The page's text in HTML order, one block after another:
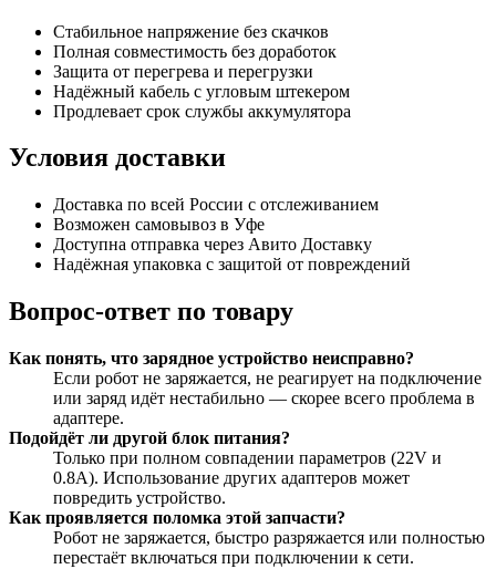
Стабильное напряжение без скачков
Полная совместимость без доработок
Защита от перегрева и перегрузки
Надёжный кабель с угловым штекером
Продлевает срок службы аккумулятора
Условия доставки
Доставка по всей России с отслеживанием
Возможен самовывоз в Уфе
Доступна отправка через Авито Доставку
Надёжная упаковка с защитой от повреждений
Вопрос-ответ по товару
Как понять, что зарядное устройство неисправно?
Если робот не заряжается, не реагирует на подключение
или заряд идёт нестабильно — скорее всего проблема в
адаптере.
Подойдёт ли другой блок питания?
Только при полном совпадении параметров (22V и
0.8A). Использование других адаптеров может
повредить устройство.
Как проявляется поломка этой запчасти?
Робот не заряжается, быстро разряжается или полностью
перестаёт включаться при подключении к сети.